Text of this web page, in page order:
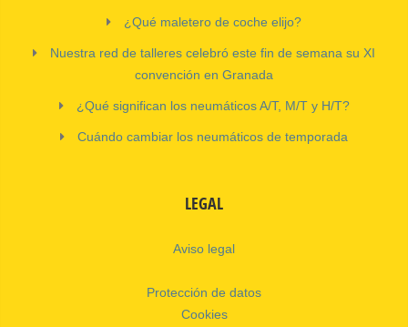
¿Qué maletero de coche elijo?
Nuestra red de talleres celebró este fin de semana su XI
convención en Granada
¿Qué significan los neumáticos A/T, M/T y H/T?
Cuándo cambiar los neumáticos de temporada
LEGAL
Aviso legal
Protección de datos
Cookies